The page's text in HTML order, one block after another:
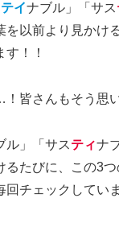
テイナブル」「サス
を以前より見かけ
！！
皆さんもそう思
ル」「サスティナ
るたびに、この3
チェックしていま